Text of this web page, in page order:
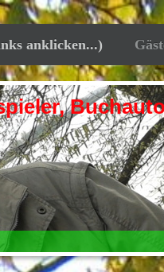
anklicken...)
Buchautor